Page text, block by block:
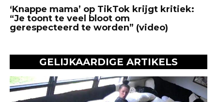
‘Knappe mama’ op TikTok krijgt kritiek:
“Je toont te veel bloot om
gerespecteerd te worden” (video)
GELIJKAARDIGE ARTIKELS